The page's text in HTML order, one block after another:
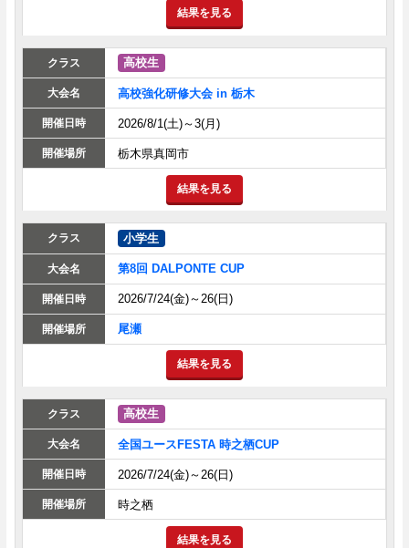
結果を見る
高校生
高校強化研修大会 in 栃木
2026/8/1(土)～3(月)
栃木県真岡市
結果を見る
小学生
第8回 DALPONTE CUP
2026/7/24(金)～26(日)
尾瀬
結果を見る
高校生
全国ユースFESTA 時之栖CUP
2026/7/24(金)～26(日)
時之栖
結果を見る